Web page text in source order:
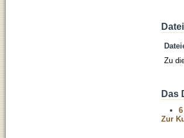
Zu
Das
Zur